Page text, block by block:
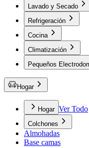
Lavado y Secado
Refrigeración
Cocina
Climatización
Pequeños
Hogar
Hogar Ver Todo
Colchones
Almohadas
Base camas